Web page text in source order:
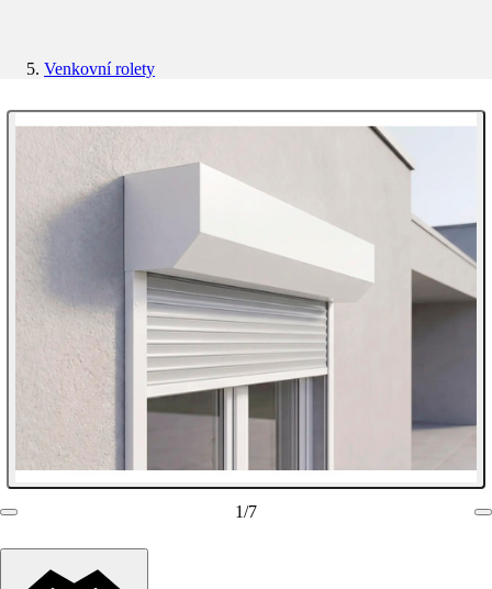
Venkovní rolety
1/7